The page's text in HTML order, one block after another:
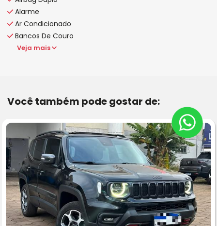
Alarme
Ar Condicionado
Bancos De Couro
Veja mais
Você também pode gostar de: